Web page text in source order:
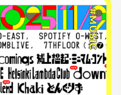
#MUSIC